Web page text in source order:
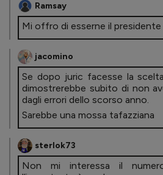
Ramsay
Mi offro di esserne il presidente
jacomino
Se dopo juric facesse la
dimostrerebbe subito di non
dagli errori dello scorso anno.
Sarebbe una mossa tafazziana
sterlok73
Non mi interessa il